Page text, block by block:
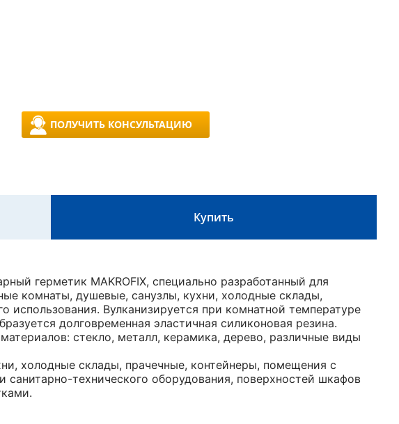
ПОЛУЧИТЬ КОНСУЛЬТАЦИЮ
Купить
герметик MAKROFIX, специально разработанный для
комнаты, душевые, санузлы, кухни, холодные склады,
использования. Вулканизируется при комнатной температуре
долговременная эластичная силиконовая резина.
стекло, металл, керамика, дерево, различные виды
холодные склады, прачечные, контейнеры, помещения с
технического оборудования, поверхностей шкафов